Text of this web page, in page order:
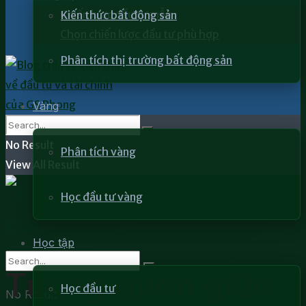
Kiến thức bất động sản
Phân tích thị trường bất động sản
Vàng
Phân tích vàng
Học đầu tư vàng
Học tập
Học đầu tư
Chiến lược đầu tư mẫu
No Result
View All Result
No Result
Tương quan giữa